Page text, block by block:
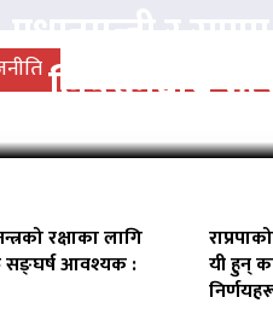
प्रधानमन्त्री र
लिङदेनबीच
रक्षाका लागि
सङ्घर्ष आवश्यक :
यी हुन्